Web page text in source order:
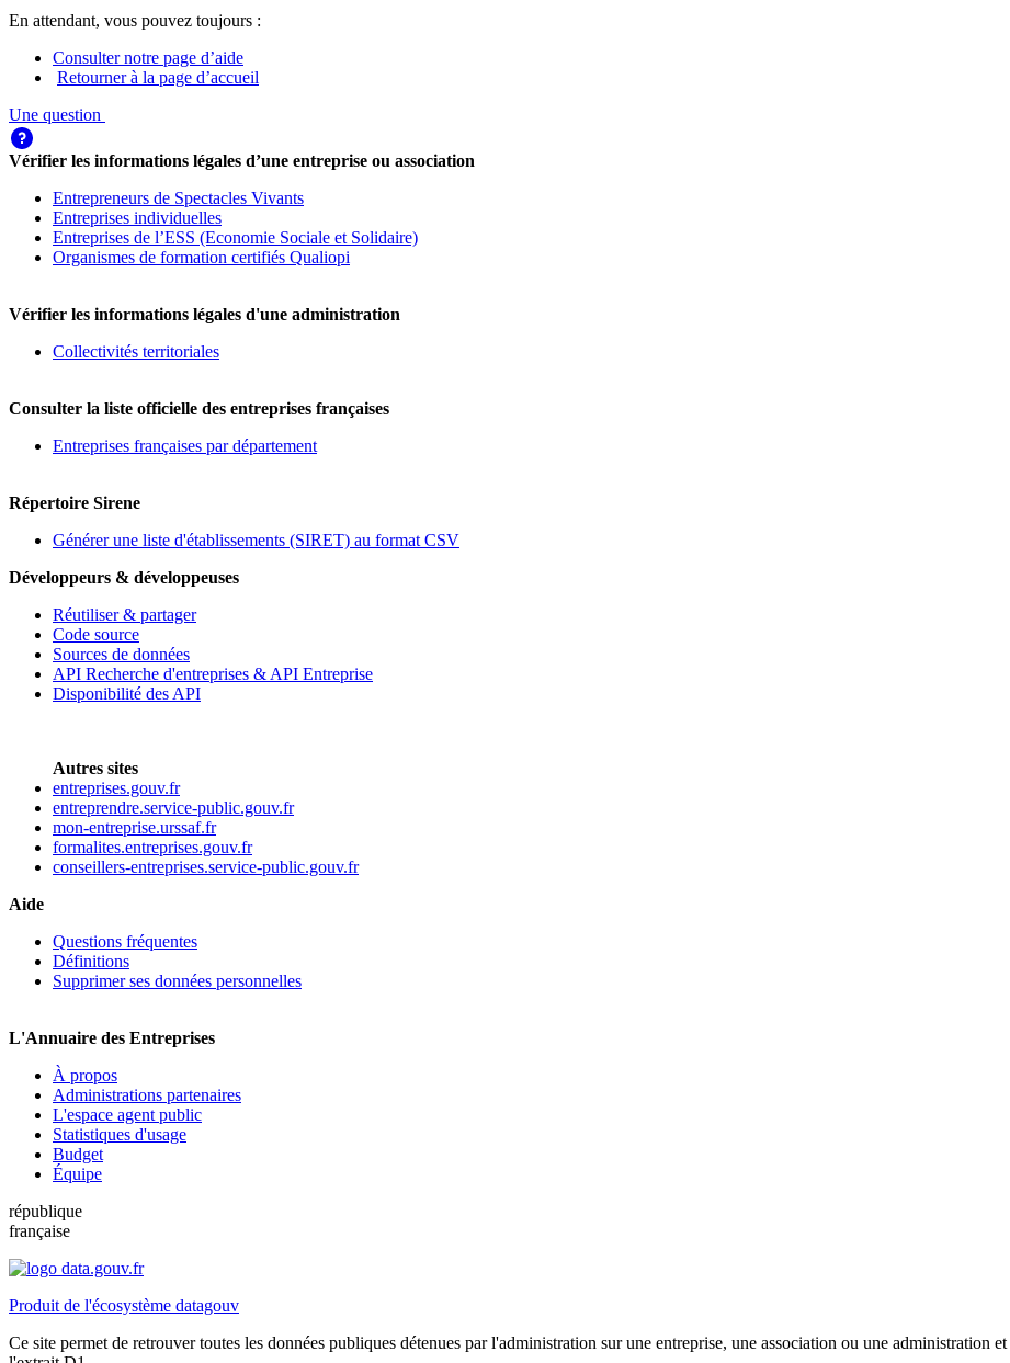
En attendant, vous pouvez toujours :
Consulter notre page d’aide
Retourner à la page d’accueil
Une question
Vérifier les informations légales d’une entreprise ou association
Entrepreneurs de Spectacles Vivants
Entreprises individuelles
Entreprises de l’ESS (Economie Sociale et Solidaire)
Organismes de formation certifiés Qualiopi
Vérifier les informations légales d'une administration
Collectivités territoriales
Consulter la liste officielle des entreprises françaises
Entreprises françaises par département
Répertoire Sirene
Générer une liste d'établissements (SIRET) au format CSV
Développeurs & développeuses
Réutiliser & partager
Code source
Sources de données
API Recherche d'entreprises & API Entreprise
Disponibilité des API
Autres sites
entreprises.gouv.fr
entreprendre.service-public.gouv.fr
mon-entreprise.urssaf.fr
formalites.entreprises.gouv.fr
conseillers-entreprises.service-public.gouv.fr
Aide
Questions fréquentes
Définitions
Supprimer ses données personnelles
L'Annuaire des Entreprises
À propos
Administrations partenaires
L'espace agent public
Statistiques d'usage
Budget
Équipe
république
française
Produit de l'écosystème datagouv
Ce site permet de retrouver toutes les données publiques détenues par l'administration sur une entreprise, une association ou une administration et